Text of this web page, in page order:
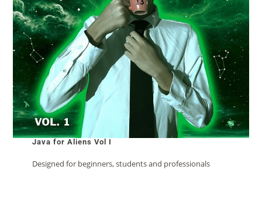
Java for Aliens Vol I
Designed for beginners, students and professionals